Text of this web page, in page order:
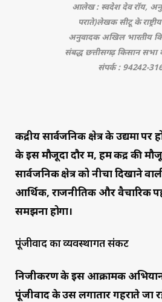
आलेख : स्वदेश देव रॉय,
पराते)लेखक सीटू के
अनुवादक अखिल भारतीय
संबद्ध छत्तीसगढ़ किसान सभा
संपर्क : 94242-
केंद्रीय सार्वजनिक क्षेत्र के उद्यमों पर
के इस मौजूदा दौर में, हमें केंद्र की
सार्वजनिक क्षेत्र को नीचा दिखाने
आर्थिक, राजनीतिक और वैचारिक
समझना होगा।
पूंजीवाद का व्यवस्थागत संकट
निजीकरण के इस आक्रामक
पूंजीवाद के उस लगातार गहराते जा